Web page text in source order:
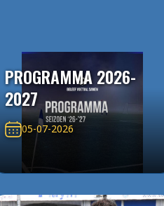
PROGRAMMA 2026-
2027
05-07-2026